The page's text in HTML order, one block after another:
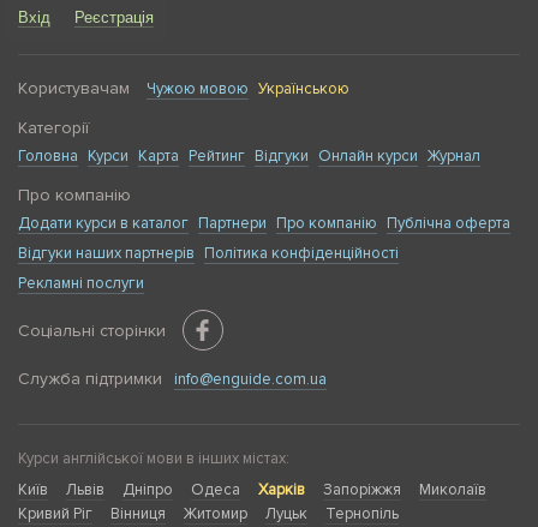
Вхід Реєстрація
Користувачам Чужою мовою Українською
Категорії
Головна Курси Карта Рейтинг Відгуки Онлайн курси Журнал
Про компанію
Додати курси в каталог Партнери Про компанію
Публічна оферта
Відгуки наших партнерів
Політика конфіденційності
Рекламні послуги
Соціальні сторінки
Служба підтримки info@enguide.com.ua
Курси англійської мови в інших містах:
Київ
Львів Дніпро Одеса Харків Запоріжжя
Миколаїв
Кривий Ріг
Вінниця Житомир Луцьк Тернопіль